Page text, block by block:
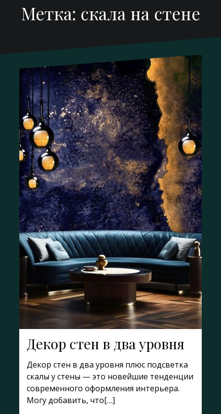
Метка: скала на стене
Декор стен в два уровня
Декор стен в два уровня плюс подсветка
скалы у стены — это новейшие тенденции
современного оформления интерьера.
Могу добавить, что[…]